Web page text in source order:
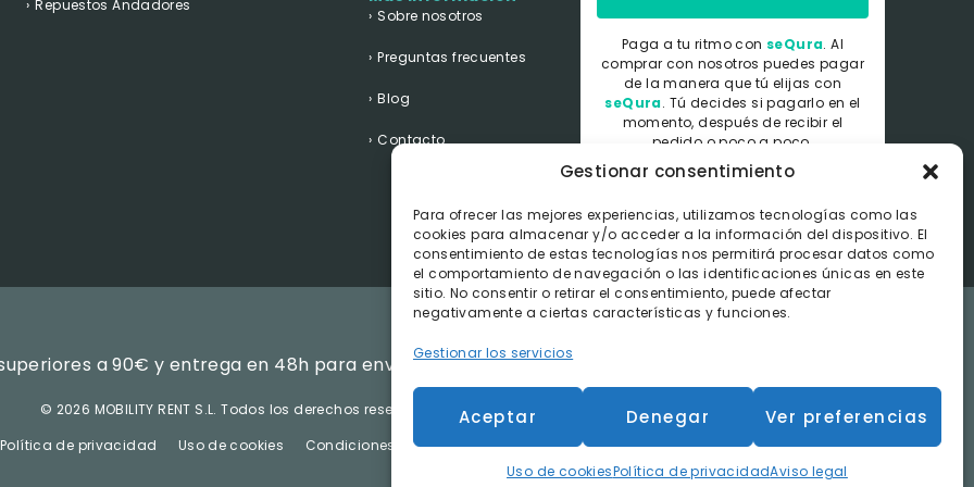
Gestionar consentimiento
Para ofrecer las mejores experiencias, utilizamos tecnologías como las
cookies para almacenar y/o acceder a la información del dispositivo. El
consentimiento de estas tecnologías nos permitirá procesar datos como
el comportamiento de navegación o las identificaciones únicas en este
sitio. No consentir o retirar el consentimiento, puede afectar
negativamente a ciertas características y funciones.
Gestionar los servicios
Aceptar Denegar Ver preferencias
Uso de cookiesPolítica de privacidadAviso legal
Repuestos Andadores
Sobre nosotros
Preguntas frecuentes
Blog
Contacto
Paga a tu ritmo con seQura. Al
comprar con nosotros puedes pagar
de la manera que tú elijas con
seQura. Tú decides si pagarlo en el
momento, después de recibir el
pedido o poco a poco.
a 90€ y entrega en 48h para envíos realizados dentro de la península.
© 2026 MOBILITY RENT S.L.Todos los derechos reservados.
Política de privacidad Uso de cookies Condiciones Generales de Contratación